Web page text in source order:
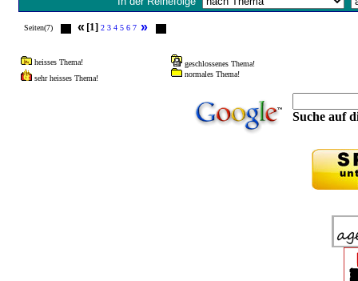
Seiten(7) « [1] 2 3 4 5 6 7 »
heisses Thema!
sehr heisses Thema!
geschlossenes Thema!
normales Thema!
Suche auf